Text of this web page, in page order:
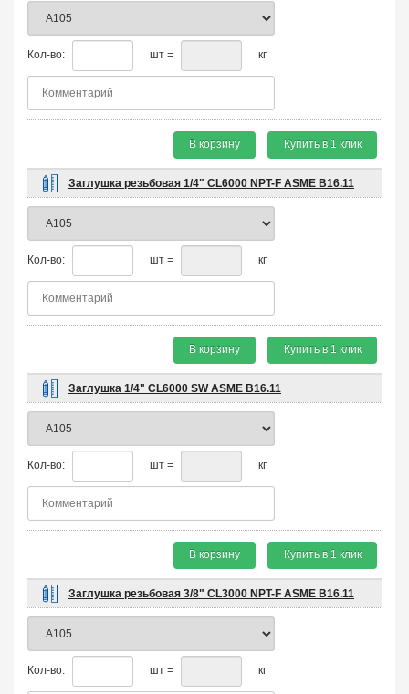
Кол-во: шт = кг
В корзину Купить в 1 клик
Заглушка резьбовая 1/4" CL6000 NPT-F ASME B16.11
Кол-во: шт = кг
В корзину Купить в 1 клик
Заглушка 1/4" CL6000 SW ASME B16.11
Кол-во: шт = кг
В корзину Купить в 1 клик
Заглушка резьбовая 3/8" CL3000 NPT-F ASME B16.11
Кол-во: шт = кг